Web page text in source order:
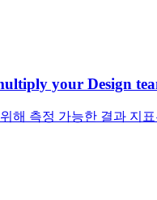
your Design
해 측정 가능한 결과 지